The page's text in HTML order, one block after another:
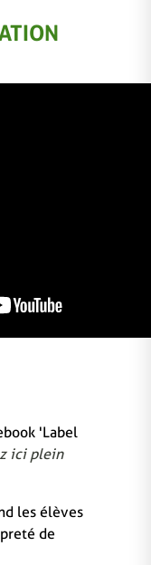
'Label
ici plein
les élèves
de